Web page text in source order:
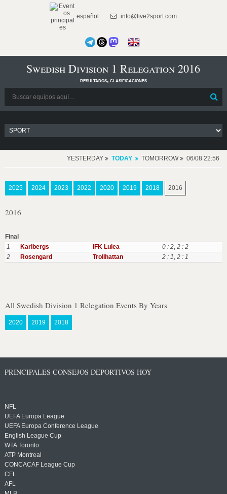
español info@live2sport.com
Swedish Division 1 Relegation 2016
resultados, clasificaciones
YESTERDAY TODAY TOMORROW 06/08 22:56
2025 2024 2023 2022 2020 2019 2018 2016
2016
Final
1
Karlbergs IFK Lulea 0 : 2, 2 : 2
2
Rosengard Trollhattan 2 : 1, 2 : 1
All Swedish Division 1 Relegation Events By Years
2020 2019 2018
PRINCIPALES CONSEJOS DEPORTIVOS HOY
NFL
UEFA Europa League
UEFA Europa Conference League
English League Cup
WTA Toronto
ATP Montreal
CONCACAF League Cup
CFL
AFL